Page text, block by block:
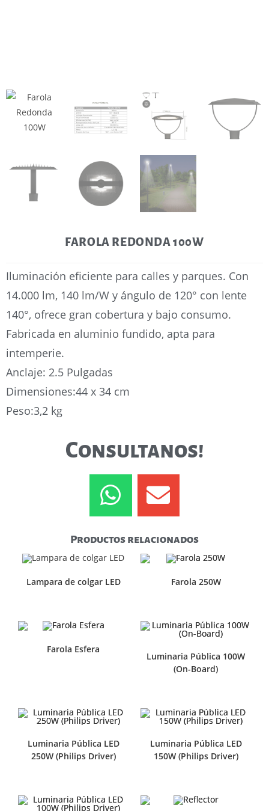
FAROLA REDONDA 100W
Iluminación eficiente para calles y parques. Con
14.000 lm, 140 lm/W y ángulo de 120° con lente
140°, ofrece gran cobertura y bajo consumo.
Fabricada en aluminio fundido, apta para
intemperie.
Anclaje: 2.5 Pulgadas
Dimensiones:44 x 34 cm
Peso:3,2 kg
Consultanos!
Productos relacionados
Lampara de colgar LED Farola 250W
Farola Esfera
Luminaria Pública 100W
(On-Board)
Luminaria Pública LED
250W (Philips Driver)
Luminaria Pública LED
150W (Philips Driver)